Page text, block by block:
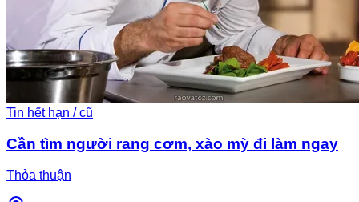
Tin hết hạn / cũ
Cần tìm người rang cơm, xào mỳ đi làm ngay
Thỏa thuận